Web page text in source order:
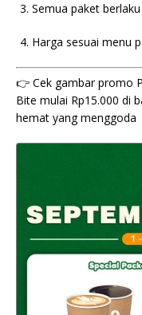
Semua paket
Harga sesuai menu
👉 Cek gambar promo
Bite mulai Rp15.000 di
hemat yang menggoda